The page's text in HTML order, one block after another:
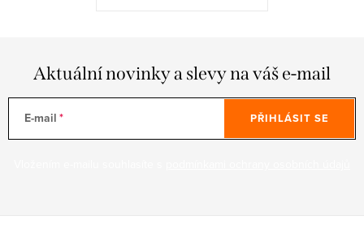
Aktuální novinky a slevy na váš e-mail
E-mail PŘIHLÁSIT SE